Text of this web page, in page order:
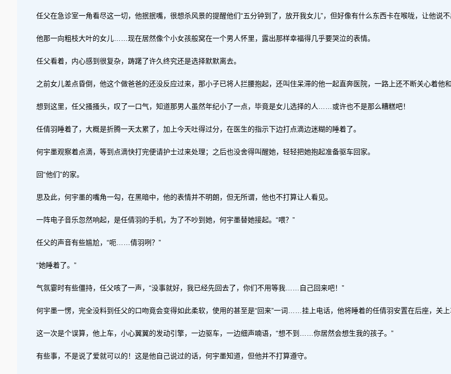
任父在急诊室一角看尽这一切，他抿抿嘴，很想杀风景的提醒他们“五分钟到了，放开我女儿”，但好像有什么东西卡在喉咙，让他说不
他那一向粗枝大叶的女儿……现在居然像个小女孩般窝在一个男人怀里，露出那样幸福得几乎要哭泣的表情。
任父看着，内心感到很复杂，踌躇了许久终究还是选择默默离去。
之前女儿差点昏倒，他这个做爸爸的还没反应过来，那小子已将人拦腰抱起，还叫住呆滞的他一起直奔医院，一路上还不断关心着他
想到这里，任父搔搔头，叹了一口气，知道那男人虽然年纪小了一点，毕竟是女儿选择的人……或许也不是那么糟糕吧！
任倩羽睡着了，大概是折腾一天太累了，加上今天吐得过分，在医生的指示下边打点滴边迷糊的睡着了。
何宇墨观察着点滴，等到点滴快打完便请护士过来处理；之后也没舍得叫醒她，轻轻把她抱起准备驱车回家。
回“他们”的家。
思及此，何宇墨的嘴角一勾，在黑暗中，他的表情并不明朗，但无所谓，他也不打算让人看见。
一阵电子音乐忽然响起，是任倩羽的手机，为了不吵到她，何宇墨替她接起。“喂？”
任父的声音有些尴尬，“呃……倩羽咧？”
“她睡着了。”
气氛霎时有些僵持，任父咳了一声，“没事就好，我已经先回去了，你们不用等我……自己回来吧！”
何宇墨一愣，完全没料到任父的口吻竟会变得如此柔软，使用的甚至是“回来”一词……挂上电话，他将睡着的任倩羽安置在后座，关上
这一次是个误算，他上车，小心翼翼的发动引擎，一边驱车，一边细声喃语，“想不到……你居然会想生我的孩子。”
有些事，不是说了爱就可以的！这是他自己说过的话，何宇墨知道，但他并不打算遵守。